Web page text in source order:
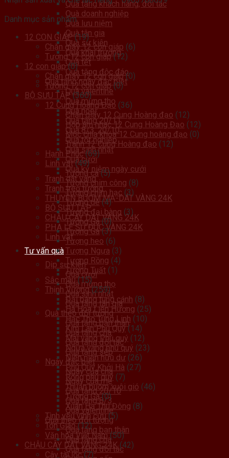
Quà tặng khách hàng, đối tác
Quà doanh nghiệp
Quà lưu niệm
Quà tân gia
Quà sự kiện
Quà khai trương
Quà tết
Quà tặng độc đáo
Quà tặng ngày đặc biệt
Quà valentine
Quà mừng thọ
Quà noel
Quà tặng 20/11
Quà 8/3, 20/10
Quà tốt nghiệp
Quà sinh nhật
Quà cưới
Quà kỷ niệm ngày cưới
Tranh dát vàng
Tranh treo tường
THUYỀN BUỒM MẠ-DÁT VÀNG 24K
BỘ SƯU TẬP
CHẬU CÂY DÁT VÀNG 24K
PHA LÊ SỨ ĐÚC VÀNG 24K
Linh vật
Tư vấn quà
Dịp sự kiện
Quà cưới
Quà mừng thọ
Quà sinh nhật
Quà tặng tân gia
Quà theo đối tượng
Quà tặng bạn thân
Quà tặng cha
Quà tặng đối tác
Quà tặng sếp
Ngày đặc biệt
Ngày của cha
Ngày của mẹ
Quà tặng 20/10
Quà tặng 8/3
Quà valentine
Quà theo đối tượng
Quà tặng bạn thân
Quà tặng cha
Quà tặng đối tác
Danh mục sản phẩm
12 CON GIÁP (19)
Chặn giấy 12 con giáp (6)
Tượng 12 con giáp (12)
12 con giáp (0)
Chặn giấy 12 con giáp (0)
Tượng 12 con giáp (0)
BỘ SƯU TẬP (360)
12 Cung Hoàng Đạo (36)
Chặn giấy 12 Cung Hoàng đạo (12)
Hộp âm nhac 12 Cung Hoàng Đạo (12)
Móc chìa khóa 12 Cung hoàng đạo (0)
Tranh 12 Cung Hoàng đạo (12)
Hạnh Phúc (69)
Linh vật (49)
Tượng cá (5)
Tượng chim công (8)
Tượng chim hạc (3)
Tượng dê (4)
Tượng đại bàng (3)
Tường Gà (0)
Tượng Gà (3)
Tượng heo (6)
Tượng Ngựa (3)
Tượng Rồng (4)
Tượng Tuất (1)
Sắc màu (15)
Thịnh Vượng (259)
Đại bàng tung cánh (8)
Hà Hoa Liên Hương (25)
Hạc Thọ Tùng Linh (10)
Kim Lan Phú Quý (14)
Mai vàng Phú quý (12)
Ngựa vàng phú quý (23)
Niên niên hữu dư (26)
Phú Quý Khởi Hà (27)
Rồng phú quý (7)
Thuận buồm xuôi gió (46)
Tượng Gà (0)
Xuân Hạ Thu Đông (8)
Tình yêu vĩnh cửu (5)
Tôn Giáo (12)
Văn hóa Việt Nam (50)
CHẬU CÂY DÁT VÀNG 24K (42)
Cây tài lộc (7)